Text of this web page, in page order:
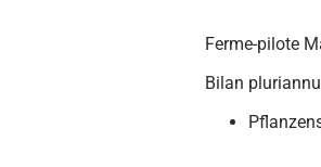
Ferme-pilote
Bilan